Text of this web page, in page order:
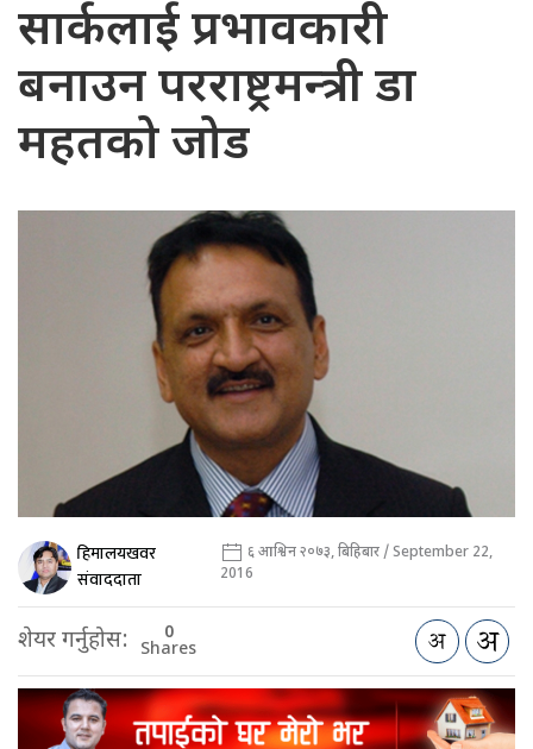
सार्कलाई प्रभावकारी
बनाउन परराष्ट्रमन्त्री डा
महतको जोड
हिमालयखवर
संवाददाता
६ आश्विन २०७३, बिहिबार / September 22,
2016
शेयर गर्नुहोस: 0
Shares